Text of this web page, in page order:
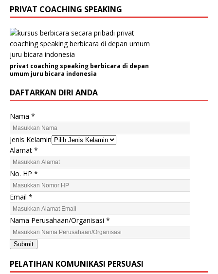
PRIVAT COACHING SPEAKING
privat coaching speaking berbicara di depan
umum juru bicara indonesia
DAFTARKAN DIRI ANDA
Nama *
Jenis Kelamin
K
e
l
a
m
i
n
E
m
a
l
Alamat *
No. HP *
Email *
Nama Perusahaan/Organisasi *
Submit
PELATIHAN KOMUNIKASI PERSUASI